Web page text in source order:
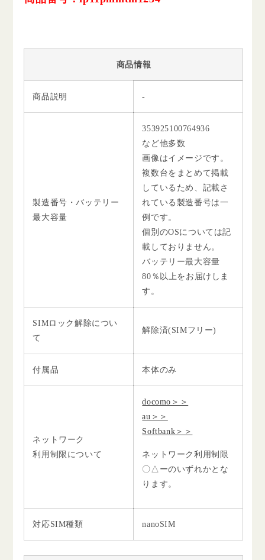
商品情報
商品説明 -
製造番号・バッテリー
最大容量
353925100764936
など他多数
画像はイメージです。
複数台をまとめて掲載
しているため、記載さ
れている製造番号は一
例です。
個別のOSについては記
載しておりません。
バッテリー最大容量
80％以上をお届けしま
す。
SIMロック解除につい
て
解除済(SIMフリー)
付属品 本体のみ
ネットワーク
利用制限について
docomo＞＞
au＞＞
Softbank＞＞
ネットワーク利用制限
〇△ーのいずれかとな
ります。
対応SIM種類 nanoSIM